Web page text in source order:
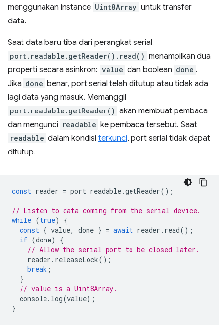
menggunakan instance Uint8Array untuk transfer
data.
Saat data baru tiba dari perangkat serial,
port.readable.getReader().read() menampilkan dua
properti secara asinkron: value dan boolean done .
Jika done benar, port serial telah ditutup atau tidak ada
lagi data yang masuk. Memanggil
port.readable.getReader() akan membuat pembaca
dan mengunci readable ke pembaca tersebut. Saat
readable dalam kondisi terkunci, port serial tidak dapat
ditutup.
const reader = port. readable.getReader();
// Listen to data coming from the serial device.
while (true)
{
const { value, done } = await reader . read();
if (done)
{
// Allow the serial port to be closed later.
reader . releaseLock();
break ;
}
// value is a Uint8Array.
console. log(value);
}